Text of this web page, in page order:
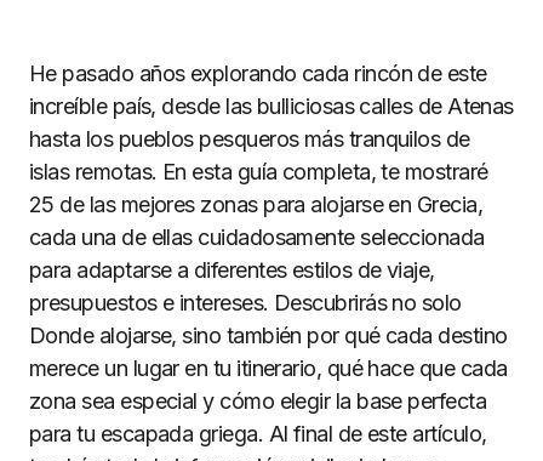
He pasado años explorando cada rincón de este
increíble país, desde las bulliciosas calles de Atenas
hasta los pueblos pesqueros más tranquilos de
islas remotas. En esta guía completa, te mostraré
25 de las mejores zonas para alojarse en Grecia,
cada una de ellas cuidadosamente seleccionada
para adaptarse a diferentes estilos de viaje,
presupuestos e intereses. Descubrirás no solo
Donde alojarse, sino también por qué cada destino
merece un lugar en tu itinerario, qué hace que cada
zona sea especial y cómo elegir la base perfecta
para tu escapada griega. Al final de este artículo,